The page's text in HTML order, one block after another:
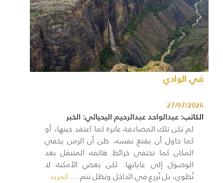
في الوادي
27/07/2026
الكاتب:عبدالواحد عبدالرحيم اليحيائي: الخبر
لم تكن تلك المصادفة عابرة كما اعتقد حينها، أو
كما حاول أن يقنع نفسه. ظن أن الزمن يخفي
المكان كما تختفي خرائط هاتفه المتنقل بعد
الوصول إلى غاياتها. لكن بعض الأمكنة لا
تُطوى، بل تُزرع في الداخل وتظل تنم ...المزيد